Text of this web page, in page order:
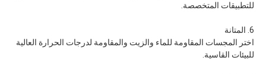
للتطبيقات المتخصصة.
6. المتانة
اختر المجسات المقاومة للماء والزيت والمقاومة لدرجات الحرارة العالية
للبيئات القاسية.